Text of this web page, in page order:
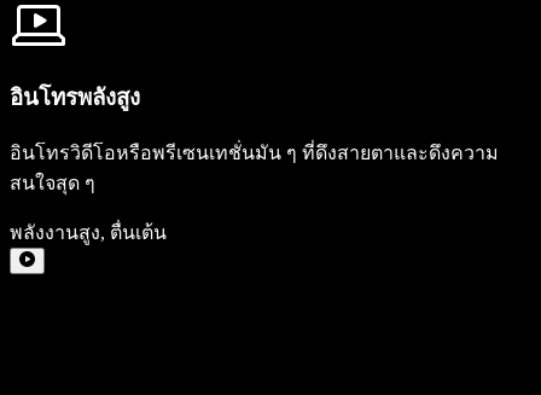
อินโทรพลังสูง
อินโทรวิดีโอหรือพรีเซนเทชั่นมัน ๆ ที่ดึงสายตาและดึงความ
สนใจสุด ๆ
พลังงานสูง, ตื่นเต้น